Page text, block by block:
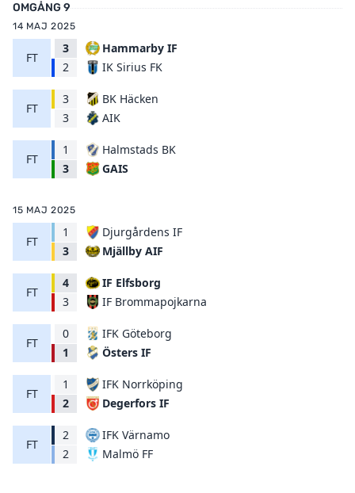
OMGÅNG 9
14 MAJ 2025
FT
3
2
Hammarby IF
IK Sirius FK
FT
3
3
BK Häcken
AIK
FT
1
3
Halmstads BK
GAIS
15 MAJ 2025
FT
1
3
Djurgårdens IF
Mjällby AIF
FT
4
3
IF Elfsborg
IF Brommapojkarna
FT
0
1
IFK Göteborg
Östers IF
FT
1
2
IFK Norrköping
Degerfors IF
FT
2
2
IFK Värnamo
Malmö FF